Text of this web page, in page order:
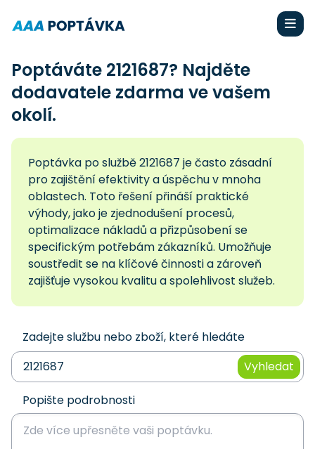
Poptáváte 2121687? Najděte
dodavatele zdarma ve vašem
okolí.
Poptávka po službě 2121687 je často zásadní
pro zajištění efektivity a úspěchu v mnoha
oblastech. Toto řešení přináší praktické
výhody, jako je zjednodušení procesů,
optimalizace nákladů a přizpůsobení se
specifickým potřebám zákazníků. Umožňuje
soustředit se na klíčové činnosti a zároveň
zajišťuje vysokou kvalitu a spolehlivost služeb.
Zadejte službu nebo zboží, které hledáte
Vyhledat
Popište podrobnosti